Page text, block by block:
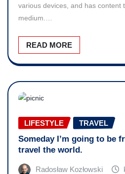
various devices, and has content
medium.…
READ MORE
LIFESTYLE TRAVEL
Someday I’m going to be
travel the world.
Radosław Kozłowski